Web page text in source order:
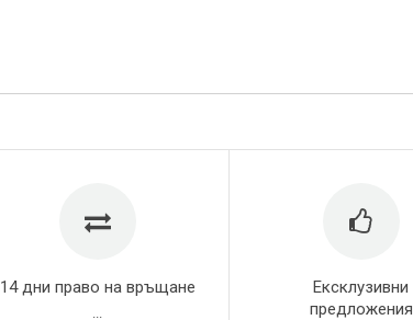
14 дни право на връщане
Ексклузивни
предложения